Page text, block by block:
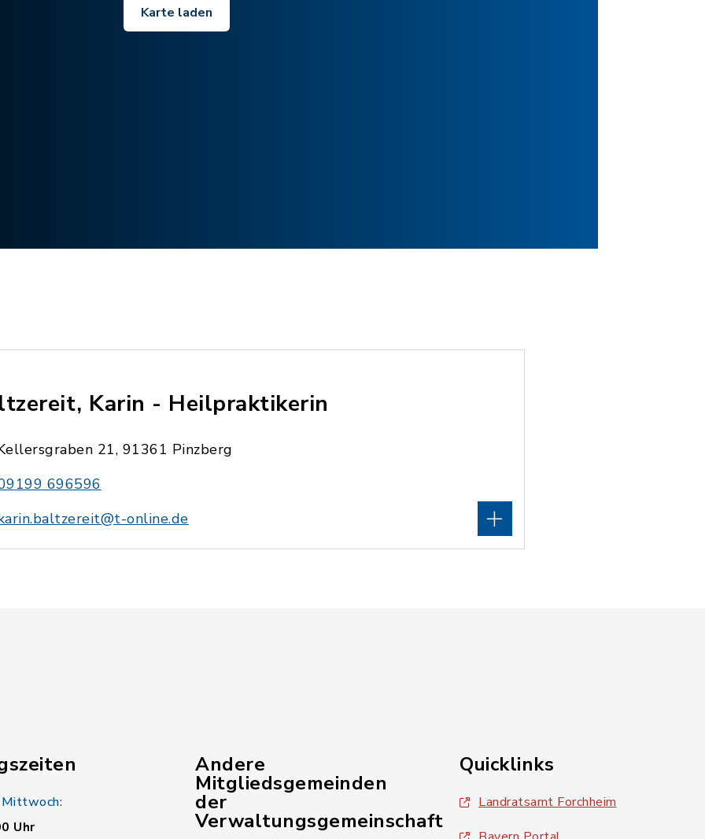
Karte laden
Karin - Heilpraktikerin
21, 91361 Pinzberg
696596
online.de
Uhr
Andere
Mitgliedsgemeinden
der
Verwaltungsgemeinschaft
Quicklinks
Landratsamt Forchheim